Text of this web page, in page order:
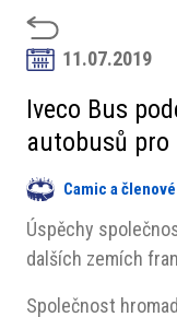
Rozvoj Trhu
Členové
Partneři
​​Projekty
Členská
11.07.2019
Iveco Bus
autobusů pro
Camic a členové
Úspěchy
dalších zemích
Společnost